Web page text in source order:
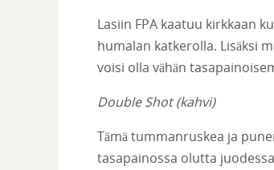
Lasiin FPA kaatuu kirkkaan
humalan katkerolla. Lisäksi
voisi olla vähän
Double Shot (kahvi)
Tämä tummanruskea ja
tasapainossa olutta